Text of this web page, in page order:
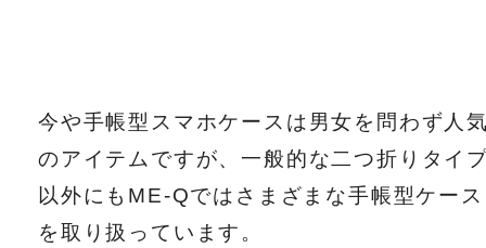
今や手帳型スマホケースは男女を問わず人
のアイテムですが、一般的な二つ折りタイ
以外にもME-Qではさまざまな手帳型ケース
を取り扱っています。